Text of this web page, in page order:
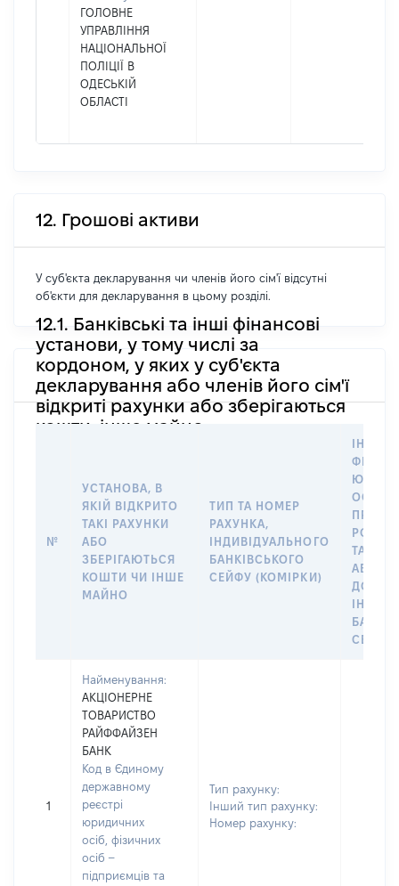
ГОЛОВНЕ
УПРАВЛІННЯ
НАЦІОНАЛЬНОЇ
ПОЛІЦІЇ В
ОДЕСЬКІЙ
ОБЛАСТІ
12. Грошові активи
У суб'єкта декларування чи членів його сім'ї відсутні
об'єкти для декларування в цьому розділі.
12.1. Банківські та інші фінансові
установи, у тому числі за
кордоном, у яких у суб'єкта
декларування або членів його сім'ї
відкриті рахунки або зберігаються
кошти, інше майно
№
УСТАНОВА, В
ЯКІЙ ВІДКРИТО
ТАКІ РАХУНКИ
АБО
ЗБЕРІГАЮТЬСЯ
КОШТИ ЧИ ІНШЕ
МАЙНО
ТИП ТА НОМЕР
РАХУНКА,
ІНДИВІДУАЛЬНОГО
БАНКІВСЬКОГО
СЕЙФУ (КОМІРКИ)
ПРАВО
ТАКИМ
АБО
ДО
СЕЙФУ
1
Найменування:
АКЦІОНЕРНЕ
ТОВАРИСТВО
РАЙФФАЙЗЕН
БАНК
Код в Єдиному
державному
реєстрі
юридичних
осіб, фізичних
осіб –
підприємців та
Тип рахунку:
Інший тип рахунку:
Номер рахунку: